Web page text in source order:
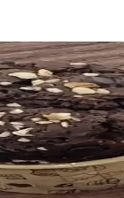
yüksek ısı
Muffin
muffin
Kopat: